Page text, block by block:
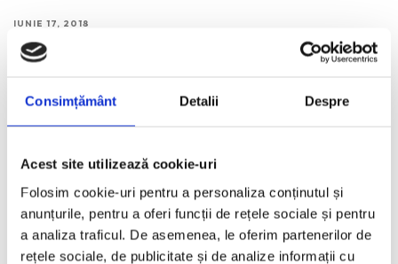
Consimțământ Detalii Despre
Acest site utilizează cookie-uri
Folosim cookie-uri pentru a personaliza conținutul și
anunțurile, pentru a oferi funcții de rețele sociale și pentru
a analiza traficul. De asemenea, le oferim partenerilor de
rețele sociale, de publicitate și de analize informații cu
IUNIE 17, 2018
Sarah Paulson nu se teme de alegerile vestimentare
Cate Blanchett. Inspiratia saptamanii.
MAI 13, 2018
Luni a fost Met Gala. Apoi, a inceput Festivalul de Film de la
Cannes. Fiecare zi a saptamanii